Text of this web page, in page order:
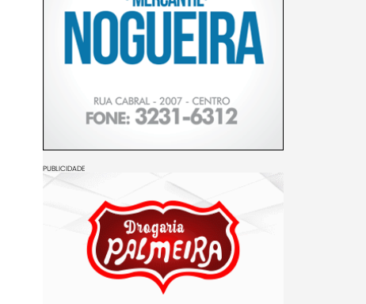
PUBLICIDADE